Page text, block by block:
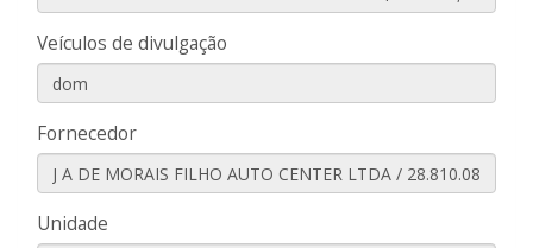
Veículos de divulgação
Fornecedor
Unidade